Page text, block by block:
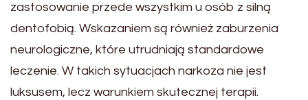
zastosowanie przede wszystkim u osób z silną
dentofobią. Wskazaniem są również zaburzenia
neurologiczne, które utrudniają standardowe
leczenie. W takich sytuacjach narkoza nie jest
luksusem, lecz warunkiem skutecznej terapii.